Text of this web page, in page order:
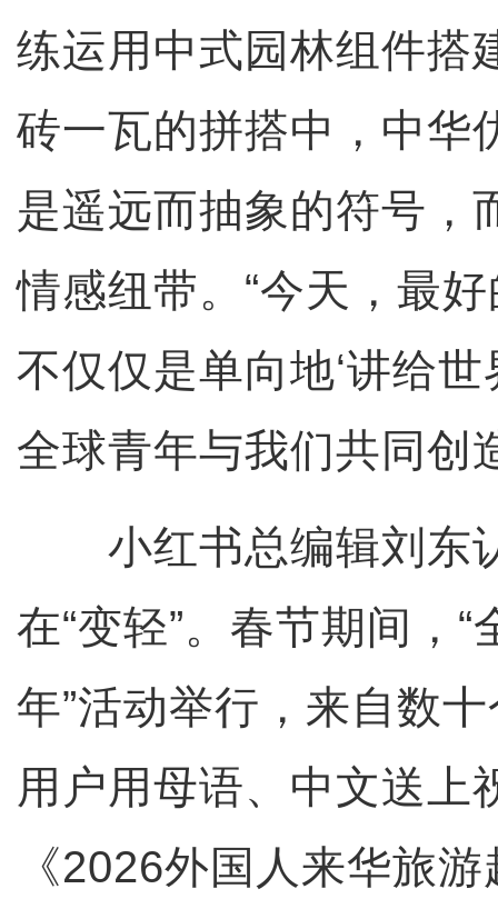
练运用中式园林组件搭
砖一瓦的拼搭中，中华
是遥远而抽象的符号，
情感纽带。“今天，最
不仅仅是单向地‘讲给
全球青年与我们共同创
小红书总编辑刘东
在“变轻”。春节期间，
年”活动举行，来自数
用户用母语、中文送上
《2026外国人来华旅